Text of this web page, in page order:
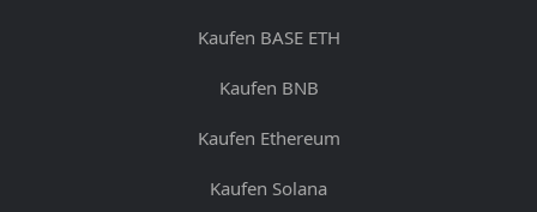
Kaufen BASE ETH
Kaufen BNB
Kaufen Ethereum
Kaufen Solana